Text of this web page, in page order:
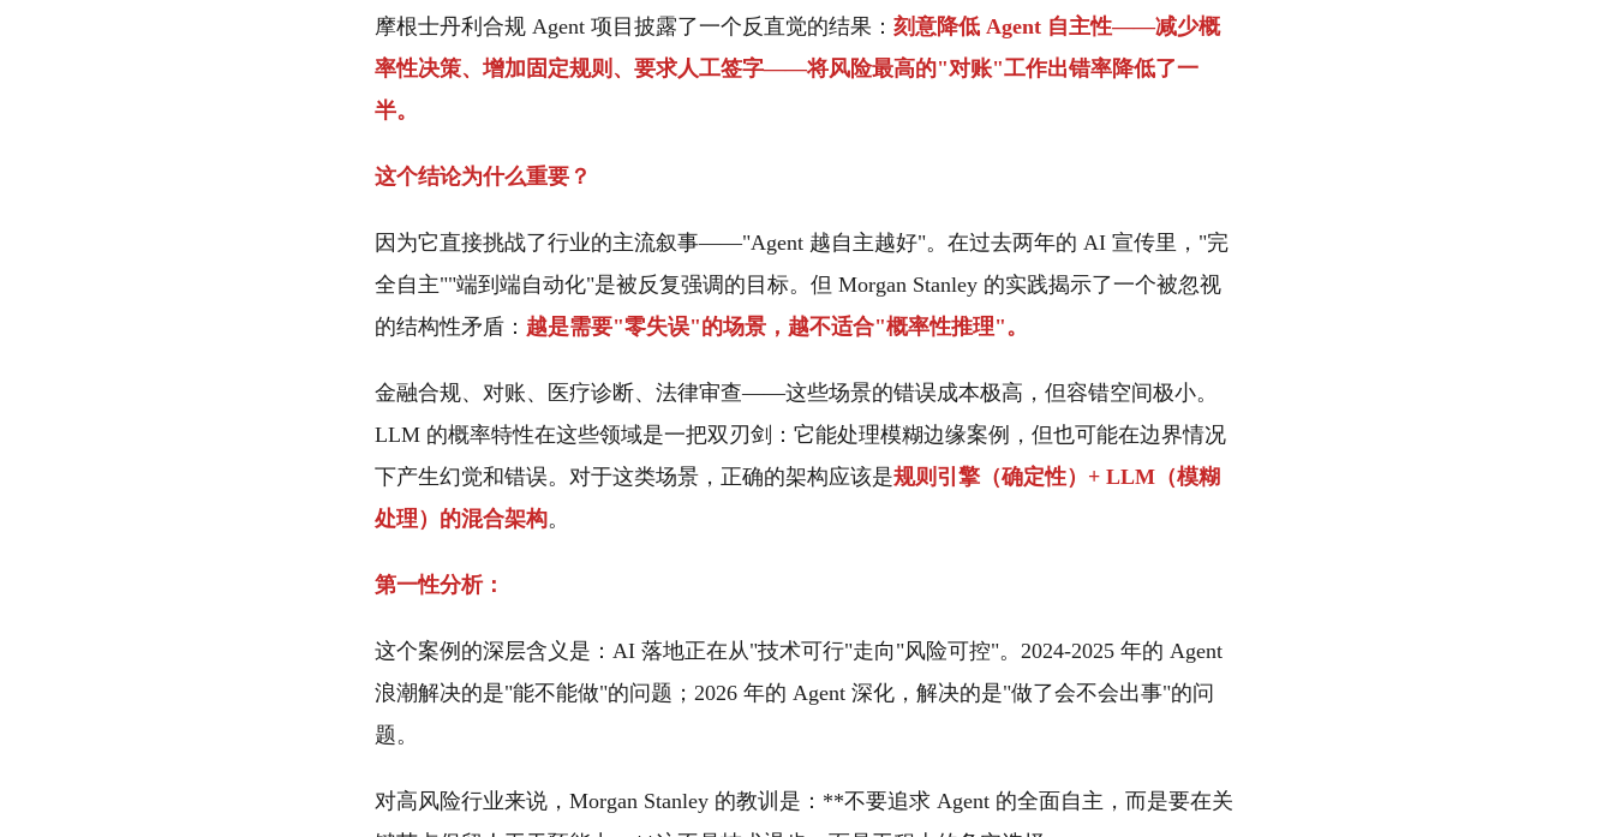
摩根士丹利合规 Agent 项目披露了一个反直觉的结果： 刻意降低 Agent 自主性——减少概
率性决策、增加固定规则、要求人工签字——将风险最高的"对账"工作出错率降低了一
半。
这个结论为什么重要？
因为它直接挑战了行业的主流叙事——"Agent 越自主越好"。在过去两年的 AI 宣传里，"完
全自主""端到端自动化"是被反复强调的目标。但 Morgan Stanley 的实践揭示了一个被忽视
的结构性矛盾： 越是需要"零失误"的场景，越不适合"概率性推理"。
金融合规、对账、医疗诊断、法律审查——这些场景的错误成本极高，但容错空间极小。
LLM 的概率特性在这些领域是一把双刃剑：它能处理模糊边缘案例，但也可能在边界情况
下产生幻觉和错误。对于这类场景，正确的架构应该是规则引擎（确定性）+ LLM（模糊
处理）的混合架构。
第一性分析：
这个案例的深层含义是：AI 落地正在从"技术可行"走向"风险可控"。2024-2025 年的 Agent
浪潮解决的是"能不能做"的问题；2026 年的 Agent 深化，解决的是"做了会不会出事"的问
题。
对高风险行业来说，Morgan Stanley 的教训是：**不要追求 Agent 的全面自主，而是要在关